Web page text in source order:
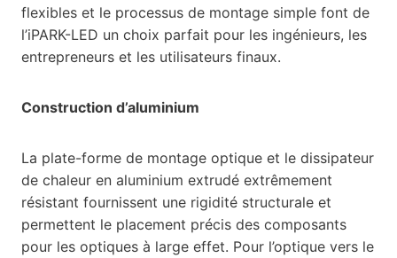
flexibles et le processus de montage simple font de
l’iPARK-LED un choix parfait pour les ingénieurs, les
entrepreneurs et les utilisateurs finaux.
Construction d’aluminium
La plate-forme de montage optique et le dissipateur
de chaleur en aluminium extrudé extrêmement
résistant fournissent une rigidité structurale et
permettent le placement précis des composants
pour les optiques à large effet. Pour l’optique vers le